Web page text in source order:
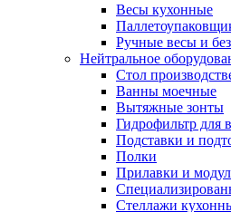
Весы кухонные
Ручные весы и
Нейтральное
Cтол
Ванны моечные
Вытяжные зонты
Гидрофильтр для
Подставки и
Полки
Прилавки и
Стеллажи